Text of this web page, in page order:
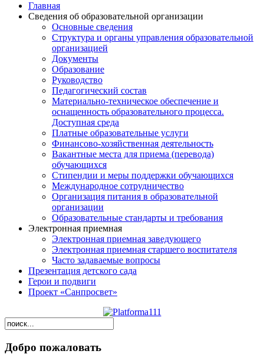
Главная
Сведения об образовательной организации
Основные сведения
Структура и органы управления образовательной
организацией
Документы
Образование
Руководство
Педагогический состав
Материально-техническое обеспечение и
оснащенность образовательного процесса.
Доступная среда
Платные образовательные услуги
Финансово-хозяйственная деятельность
Вакантные места для приема (перевода)
обучающихся
Стипендии и меры поддержки обучающихся
Международное сотрудничество
Организация питания в образовательной
организации
Образовательные стандарты и требования
Электронная приемная
Электронная приемная заведующего
Электронная приемная старшего воспитателя
Часто задаваемые вопросы
Презентация детского сада
Герои и подвиги
Проект «Санпросвет»
Добро пожаловать